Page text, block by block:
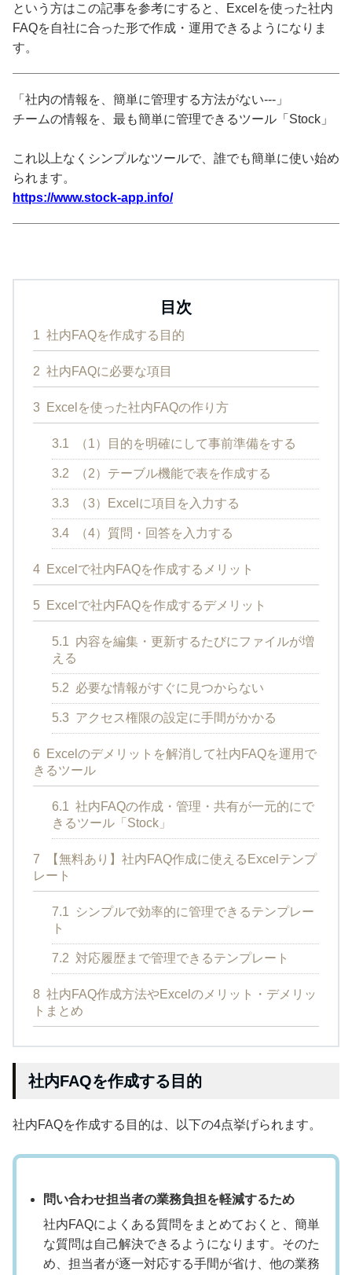
という方はこの記事を参考にすると、Excelを使った社内
FAQを自社に合った形で作成・運用できるようになりま
す。
「社内の情報を、簡単に管理する方法がない---」
チームの情報を、最も簡単に管理できるツール「Stock」
これ以上なくシンプルなツールで、誰でも簡単に使い始め
られます。
https://www.stock-app.info/
目次
1 社内FAQを作成する目的
2 社内FAQに必要な項目
3 Excelを使った社内FAQの作り方
3.1 （1）目的を明確にして事前準備をする
3.2 （2）テーブル機能で表を作成する
3.3 （3）Excelに項目を入力する
3.4 （4）質問・回答を入力する
4 Excelで社内FAQを作成するメリット
5 Excelで社内FAQを作成するデメリット
5.1 内容を編集・更新するたびにファイルが増
える
5.2 必要な情報がすぐに見つからない
5.3 アクセス権限の設定に手間がかかる
6
Excelのデメリットを解消して社内FAQを運用で
きるツール
6.1 社内FAQの作成・管理・共有が一元的にで
きるツール「Stock」
7
【無料あり】社内FAQ作成に使えるExcelテンプ
レート
7.1
シンプルで効率的に管理できるテンプレー
ト
7.2 対応履歴まで管理できるテンプレート
8 社内FAQ作成方法やExcelのメリット・デメリッ
トまとめ
社内FAQを作成する目的
社内FAQを作成する目的は、以下の4点挙げられます。
問い合わせ担当者の業務負担を軽減するため
社内FAQによくある質問をまとめておくと、簡単
な質問は自己解決できるようになります。そのた
め、担当者が逐一対応する手間が省け、他の業務